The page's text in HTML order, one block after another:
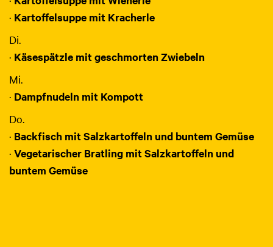
· Kartoffelsuppe mit Kracherle
Di.
· Käsespätzle mit geschmorten Zwiebeln
Mi.
· Dampfnudeln mit Kompott
Do.
· Backfisch mit Salzkartoffeln und buntem Gemüse
· Vegetarischer Bratling mit Salzkartoffeln und
buntem Gemüse